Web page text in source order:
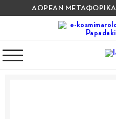
ΔΩΡΕΑΝ